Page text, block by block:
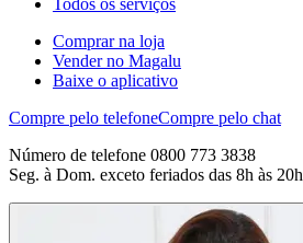
Comprar na loja
Vender no Magalu
Baixe o aplicativo
Compre pelo telefoneCompre pelo chat
Número de telefone 0800 773 3838
Seg. à Dom. exceto feriados das 8h às 20h